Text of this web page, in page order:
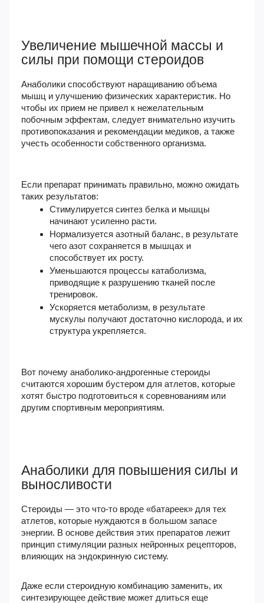
Увеличение мышечной массы и
силы при помощи стероидов
Анаболики способствуют наращиванию объема
мышц и улучшению физических характеристик. Но
чтобы их прием не привел к нежелательным
побочным эффектам, следует внимательно изучить
противопоказания и рекомендации медиков, а также
учесть особенности собственного организма.
Если препарат принимать правильно, можно ожидать
таких результатов:
Стимулируется синтез белка и мышцы
начинают усиленно расти.
Нормализуется азотный баланс, в результате
чего азот сохраняется в мышцах и
способствует их росту.
Уменьшаются процессы катаболизма,
приводящие к разрушению тканей после
тренировок.
Ускоряется метаболизм, в результате
мускулы получают достаточно кислорода, и их
структура укрепляется.
Вот почему анаболико-андрогенные стероиды
считаются хорошим бустером для атлетов, которые
хотят быстро подготовиться к соревнованиям или
другим спортивным мероприятиям.
Анаболики для повышения силы и
выносливости
Стероиды — это что-то вроде «батареек» для тех
атлетов, которые нуждаются в большом запасе
энергии. В основе действия этих препаратов лежит
принцип стимуляции разных нейронных рецепторов,
влияющих на эндокринную систему.
Даже если стероидную комбинацию заменить, их
синтезирующее действие может длиться еще